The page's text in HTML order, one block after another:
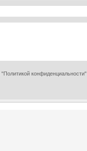
"Политикой конфиденциальности"